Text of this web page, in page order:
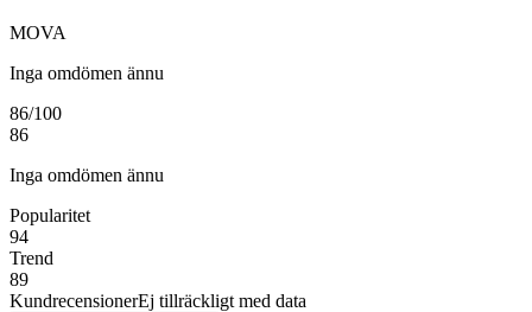
MOVA
Inga omdömen ännu
86/100
86
Inga omdömen ännu
Popularitet
94
Trend
89
KundrecensionerEj tillräckligt med data